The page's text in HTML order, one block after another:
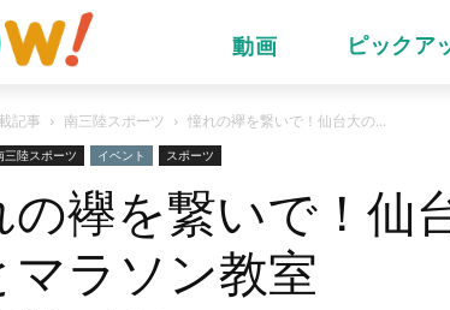
動画 ピックア
記事 南三陸スポーツ 憧れの襷を繋いで！仙台大の...
三陸スポーツ イベント スポーツ
の襷を繋いで！仙
マラソン教室